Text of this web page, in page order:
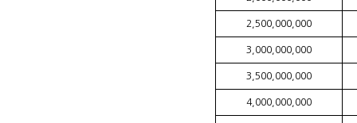
2,500,000,000
3,000,000,000
3,500,000,000
4,000,000,000